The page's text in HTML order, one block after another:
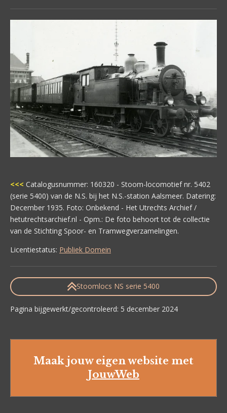
<<< Catalogusnummer: 160320 - Stoom-locomotief nr. 5402
(serie 5400) van de N.S. bij het N.S.-station Aalsmeer. Datering:
December 1935. Foto: Onbekend - Het Utrechts Archief /
hetutrechtsarchief.nl - Opm.: De foto behoort tot de collectie
van de Stichting Spoor- en Tramwegverzamelingen.
Licentiestatus: Publiek Domein
Stoomlocs NS serie 5400
Pagina bijgewerkt/gecontroleerd: 5 december 2024
Maak jouw eigen website met
JouwWeb